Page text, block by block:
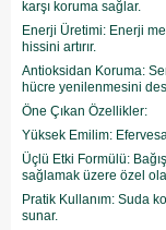
karşı koruma sağlar.
Enerji Üretimi: Enerji
hissini artırır.
Antioksidan Koruma:
hücre yenilenmesini
Öne Çıkan Özellikler:
Yüksek Emilim:
Üçlü Etki Formülü:
sağlamak üzere özel
Pratik Kullanım: Suda
sunar.